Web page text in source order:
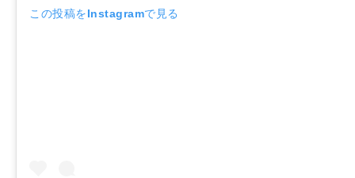
この投稿をInstagramで見る